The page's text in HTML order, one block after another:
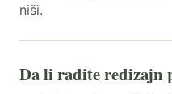
niši.
Da li radite redizajn